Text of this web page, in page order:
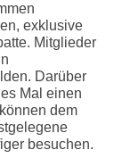
exklusive
Mitglieder
Darüber
Mal einen
dem
besuchen.